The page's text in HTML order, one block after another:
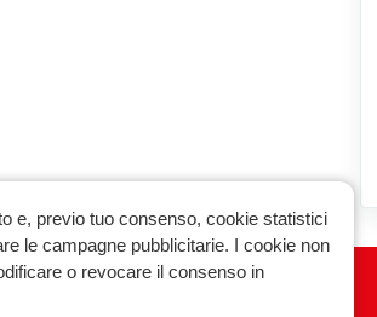
e, previo tuo consenso, cookie statistici
le campagne pubblicitarie. I cookie non
o revocare il consenso in